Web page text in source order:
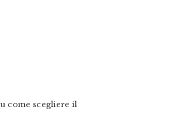
come scegliere il